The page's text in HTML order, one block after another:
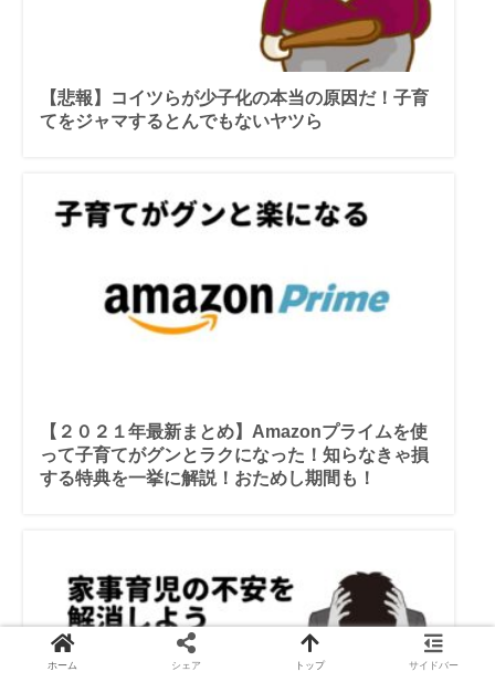
【悲報】コイツらが少子化の本当の原因だ！子育
てをジャマするとんでもないヤツら
【２０２１年最新まとめ】Amazonプライムを使
って子育てがグンとラクになった！知らなきゃ損
する特典を一挙に解説！おためし期間も！
ホーム シェア トップ サイドバー